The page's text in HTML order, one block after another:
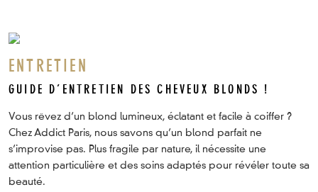
ENTRETIEN
GUIDE D’ENTRETIEN DES CHEVEUX BLONDS !
Vous rêvez d’un blond lumineux, éclatant et facile à coiffer ?
Chez Addict Paris, nous savons qu’un blond parfait ne
s’improvise pas. Plus fragile par nature, il nécessite une
attention particulière et des soins adaptés pour révéler toute sa
beauté.